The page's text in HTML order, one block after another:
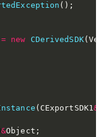
( ) ;
= new CDerivedSDK(
( CExportSDK1&
&Object ;